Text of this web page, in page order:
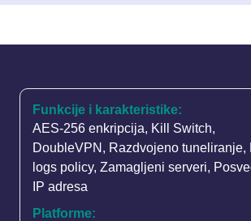
Funkcije i karakteristike:
AES-256 enkripcija, Kill Switch,
DoubleVPN , Razdvojeno tuneliranje,
logs policy, Zamagljeni serveri,
IP adresa
Platforme: